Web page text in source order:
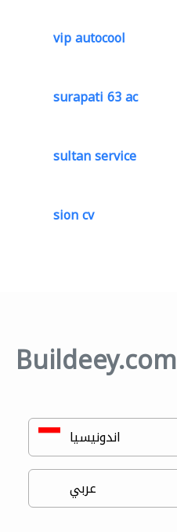
vip autocool
surapati 63 ac
sultan service
sion cv
Buildeey.com